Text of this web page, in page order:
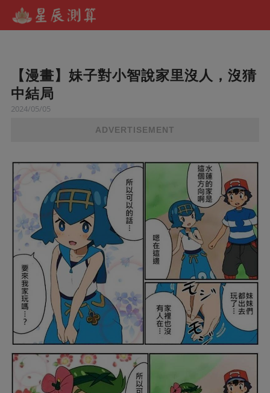
【漫畫】妹子對小智說家里沒人，沒猜
中結局
2024/05/05
ADVERTISEMENT